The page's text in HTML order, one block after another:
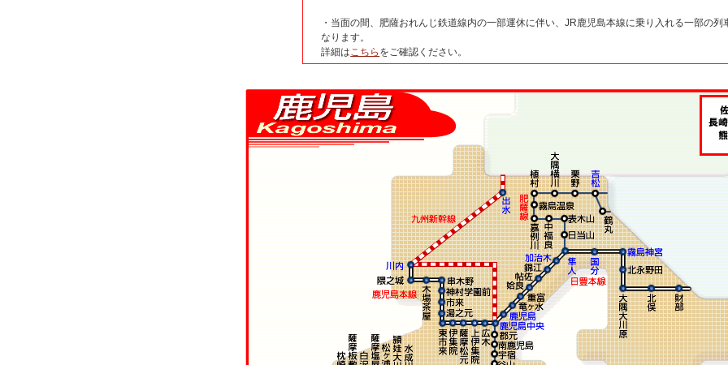
・当面の間、肥薩おれんじ鉄道線内の一部運休に伴い、JR鹿児島本線に乗り入れる一部の列
なります。
詳細はこちら をご確認ください。